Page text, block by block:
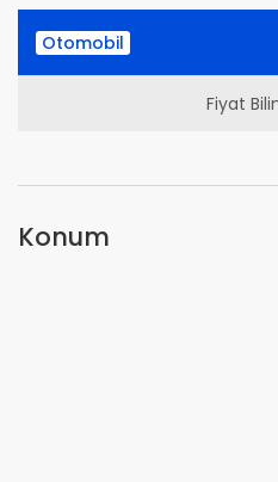
Otomobil
Fiyat
Konum